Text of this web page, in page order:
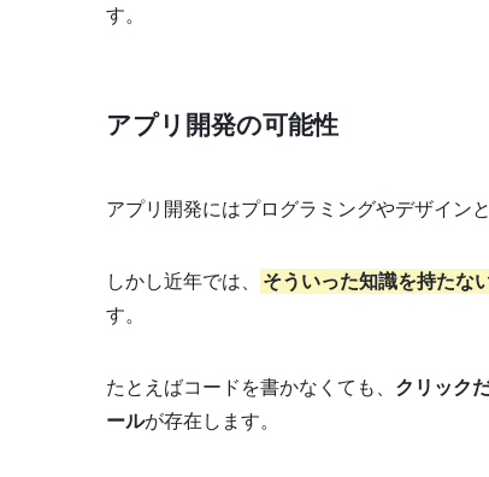
す。
アプリ開発の可能性
アプリ開発にはプログラミングやデザインと
しかし近年では、 そういった知識を持たな
す。
たとえばコードを書かなくても、 クリック
ールが存在します。